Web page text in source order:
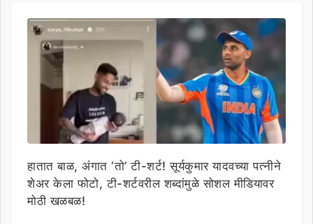
हातात बाळ, अंगात ‘तो’ टी-शर्ट! सूर्यकुमार यादवच्या पत्नीने
शेअर केला फोटो, टी-शर्टवरील शब्दांमुळे सोशल मीडियावर
मोठी खळबळ!